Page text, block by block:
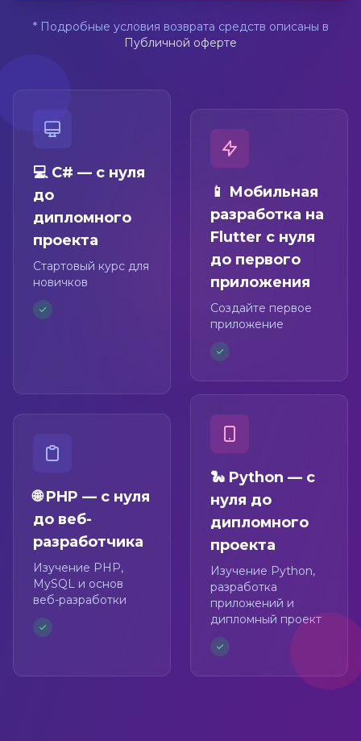
* Подробные условия возврата средств описаны в
Публичной оферте
💻 C# — с нуля
до
дипломного
проекта
Стартовый курс для
новичков
📱 Мобильная
разработка на
Flutter с нуля
до первого
приложения
Создайте первое
приложение
🌐 PHP — с нуля
до веб-
разработчика
Изучение PHP,
MySQL и основ
веб-разработки
🐍 Python — с
нуля до
дипломного
проекта
Изучение Python,
разработка
приложений и
дипломный проект